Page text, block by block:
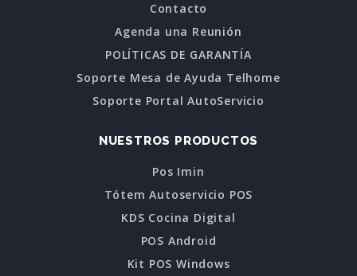
Contacto
Agenda una Reunión
POLÍTICAS DE GARANTÍA
Soporte Mesa de Ayuda Telhome
Soporte Portal AutoServicio
NUESTROS PRODUCTOS
Pos Imin
Tótem Autoservicio POS
KDS Cocina Digital
POS Android
Kit POS Windows